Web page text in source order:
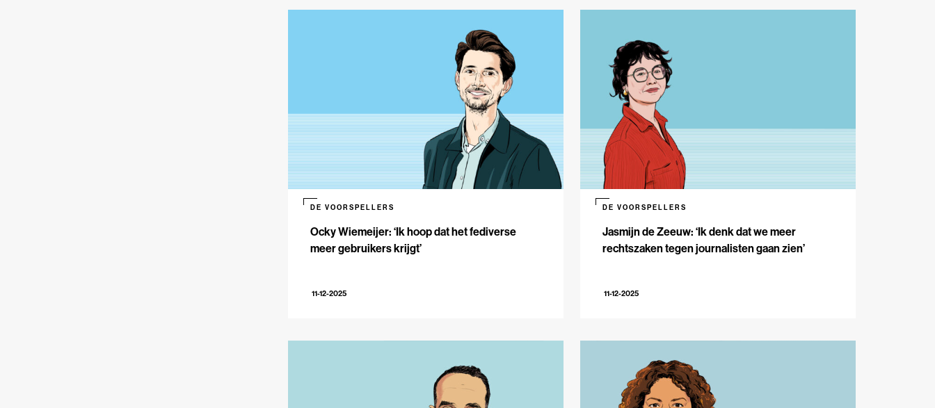
Ocky Wiemeijer: ‘Ik hoop dat het fediverse
meer gebruikers krijgt’
DE VOORSPELLERS
11-12-2025
Jasmijn de Zeeuw: ‘Ik denk dat we meer
rechtszaken tegen journalisten gaan zien’
DE VOORSPELLERS
11-12-2025